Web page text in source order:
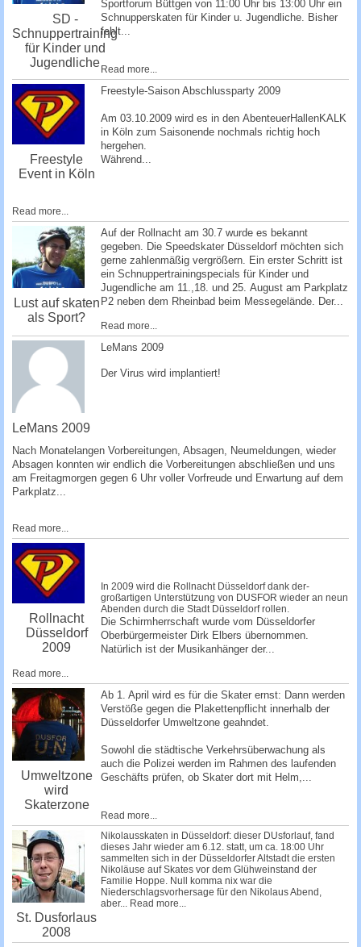
SD -
Schnuppertraining
für Kinder und
Jugendliche
Sportforum Büttgen von 11:00 Uhr bis 13:00 Uhr ein
Schnupperskaten für Kinder u. Jugendliche. Bisher
fehlt...
Read more...
Freestyle
Event in Köln
Freestyle-Saison Abschlussparty 2009
Am 03.10.2009 wird es in den AbenteuerHallenKALK
in Köln zum Saisonende nochmals richtig hoch
hergehen.
Während...
Read more...
Lust auf skaten
als Sport?
Auf der Rollnacht am 30.7 wurde es bekannt
gegeben. Die Speedskater Düsseldorf möchten sich
gerne zahlenmäßig vergrößern. Ein erster Schritt ist
ein Schnuppertrainingspecials für Kinder und
Jugendliche am 11.,18. und 25. August am Parkplatz
P2 neben dem Rheinbad beim Messegelände. Der...
Read more...
LeMans 2009
­LeMans 2009 ­
­Der Virus wird implantiert!
Nach Monatelangen Vorbereitungen, Absagen, Ne­umeldungen, wieder
Absagen konnten wir endlich die Vorbereitungen abschließen und uns
am Freitagmorgen gegen 6 Uhr voller Vorfreude und Erwartung auf dem
Parkplatz...
Read more...
Rollnacht
Düsseldorf
2009
In 2009 wird die Rollnacht Düsseldorf dank der­
großartigen Unterstützung von DUSFOR wieder an neun
Abenden durch die Stadt Düsseldorf rollen.
Die Schirmherrschaft wurde vom Düsseldorfer
Oberbürgermeister Dirk Elbers übernommen.
Natürlich ist der Musikanhänger de­r...
Read more...
Umweltzone
wird
Skaterzone
Ab 1. April wird es für die Skater ernst: Dann werden
Verstöße gegen die Plakettenpflicht innerhalb der
Düsseldorfer Umweltzone geahndet.
Sowohl die städtische Verkehrsüberwachung als
auch die Polizei werden im Rahmen des laufenden
Geschäfts prü­fen, ob Skater dort mit Helm,...
Read more...
St. Dusforlaus
2008
Nikolausskaten in Düsseldorf: dieser DUsforlauf, fand
dieses Jahr wieder am 6.12. statt, um ca. 18:00 Uhr
sammelten sich in der Düsseldorfer Altstadt die ersten
Nikoläuse auf Skates vor dem Glühweinstand der
Familie Hoppe. Null komma nix war die
Niederschlagsvorhersage für den Nikolaus Abend,
aber... Read more...